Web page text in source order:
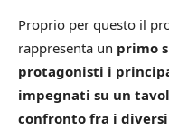
Proprio per questo il
rappresenta un primo
protagonisti i
impegnati su un
confronto fra i